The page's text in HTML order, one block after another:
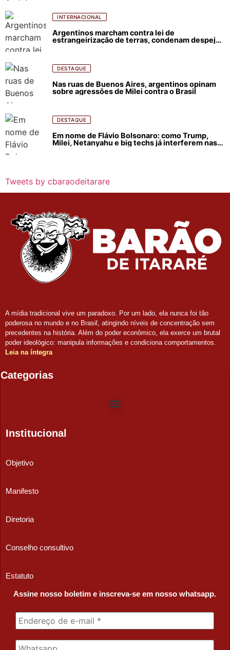
INTERNACIONAL
Argentinos marcham contra lei de
estrangeirização de terras, condenam despejos
DESTAQUE
Nas ruas de Buenos Aires, argentinos opinam
sobre agressões de Milei contra o Brasil
DESTAQUE
Em nome de Flávio Bolsonaro: como Trump,
Milei, Netanyahu e big techs já interferem nas
Tweets by cbaraodeitarare
A mídia tradicional vive um paradoxo. Por um lado, ela nunca foi tão
poderosa no mundo e no Brasil, atingindo níveis de concentração sem
precedentes na história. Além do poder econômico, ela exerce um brutal
poder ideológico: manipula informações e condiciona comportamentos.
Leia na íntegra
Categorias
Institucional
Objetivo
Manifesto
Diretoria
Conselho consultivo
Estatuto
Assine nosso boletim e inscreva-se em nosso whatsapp.